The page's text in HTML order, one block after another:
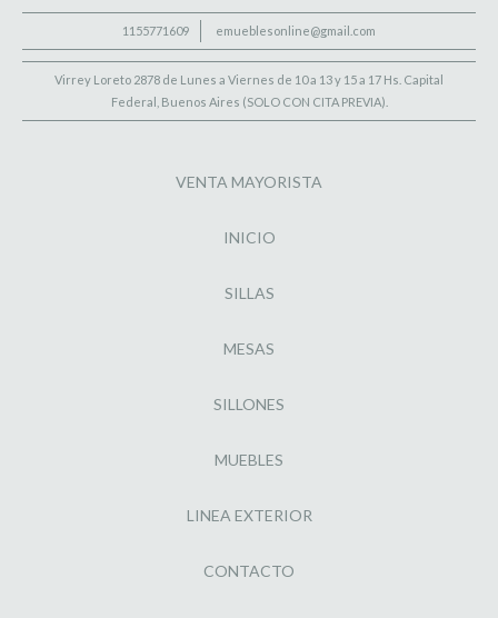
1155771609 emueblesonline@gmail.com
Virrey Loreto 2878 de Lunes a Viernes de 10 a 13 y 15 a 17 Hs. Capital
Federal, Buenos Aires (SOLO CON CITA PREVIA).
VENTA MAYORISTA
INICIO
SILLAS
MESAS
SILLONES
MUEBLES
LINEA EXTERIOR
CONTACTO